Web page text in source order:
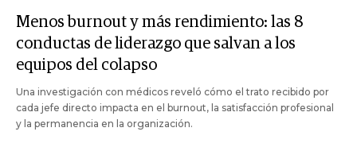
Menos burnout y más rendimiento: las 8
conductas de liderazgo que salvan a los
equipos del colapso
Una investigación con médicos reveló cómo el trato recibido por
cada jefe directo impacta en el burnout, la satisfacción profesional
y la permanencia en la organización.